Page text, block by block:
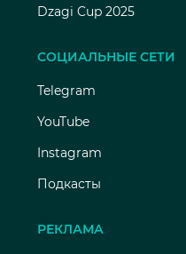
Dzagi Cup 2025
СОЦИАЛЬНЫЕ СЕТИ
Telegram
YouTube
Instagram
Подкасты
РЕКЛАМА